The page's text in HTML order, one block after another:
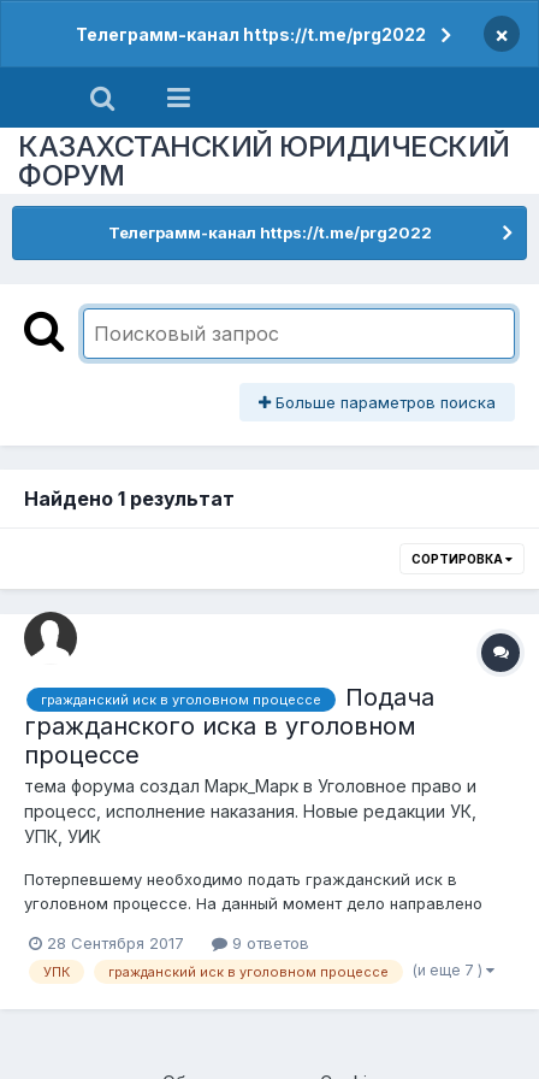
Телеграмм-канал https://t.me/prg2022 ×
КАЗАХСТАНСКИЙ ЮРИДИЧЕСКИЙ
ФОРУМ
Телеграмм-канал https://t.me/prg2022
Больше параметров поиска
Найдено 1 результат
СОРТИРОВКА
гражданский иск в уголовном процессе
Подача
гражданского иска в уголовном
процессе
тема форума создал Марк_Марк в Уголовное право и
процесс, исполнение наказания. Новые редакции УК,
УПК, УИК
Потерпевшему необходимо подать гражданский иск в
уголовном процессе. На данный момент дело направлено
быть предъявлен с момента начала досудебного
расследования до окончания судебного следствия...>" Стало
28 Сентября 2017 9 ответов
УПК гражданский иск в уголовном процессе (и еще 7 )